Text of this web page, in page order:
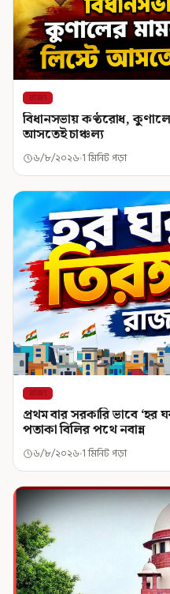
রাজ্য
বিধানসভায় কণ্ঠরোধ,
আসতেই চাঞ্চল্য
৬/৮/২০২৬ 1 মিনিট পড়া
রাজ্য
প্রথম বার সরকারি ভাবে ‘হর
পতাকা বিলির পথে নবান্ন
৬/৮/২০২৬ 1 মিনিট পড়া